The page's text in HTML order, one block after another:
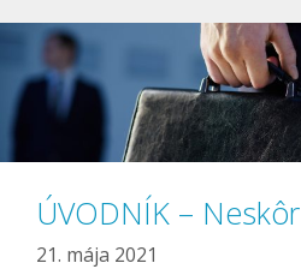
ÚVODNÍK – Neskôr
21. mája 2021